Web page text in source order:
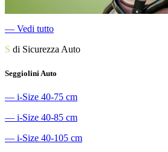
― Vedi tutto
S di Sicurezza Auto
Seggiolini Auto
― i-Size 40-75 cm
― i-Size 40-85 cm
― i-Size 40-105 cm